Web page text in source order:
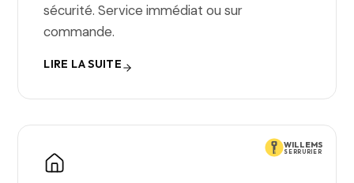
sécurité. Service immédiat ou sur
commande.
LIRE LA SUITE
WILLEMS
SERRURIER